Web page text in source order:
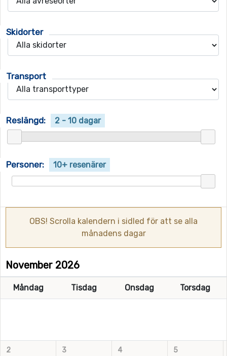
Skidorter
Transport
Reslängd: 2 - 10 dagar
Personer: 10+ resenärer
OBS! Scrolla kalendern i sidled för att se alla
månadens dagar
November 2026
Måndag Tisdag Onsdag Torsdag
2 3 4 5